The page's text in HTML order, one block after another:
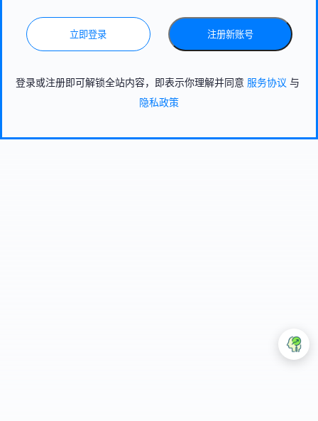
立即登录 注册新账号
登录或注册即可解锁全站内容，即表示你理解并同意 服务协议 与
隐私政策